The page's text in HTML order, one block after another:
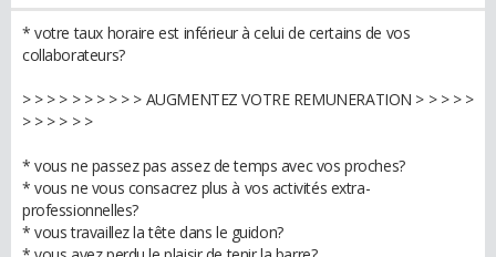
* votre taux horaire est inférieur à celui de certains de vos
collaborateurs?
> > > > > > > > > > AUGMENTEZ VOTRE REMUNERATION > > > > >
> > > > > >
* vous ne passez pas assez de temps avec vos proches?
* vous ne vous consacrez plus à vos activités extra-
professionnelles?
* vous travaillez la tête dans le guidon?